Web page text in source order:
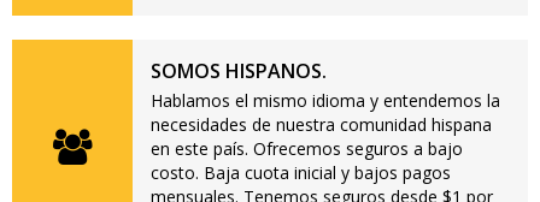
SOMOS HISPANOS.
Hablamos el mismo idioma y entendemos la
necesidades de nuestra comunidad hispana
en este país. Ofrecemos seguros a bajo
costo. Baja cuota inicial y bajos pagos
mensuales. Tenemos seguros desde $1 por